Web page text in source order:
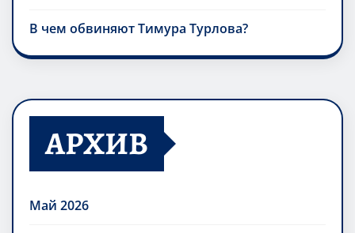
В чем обвиняют Тимура Турлова?
АРХИВ
Май 2026